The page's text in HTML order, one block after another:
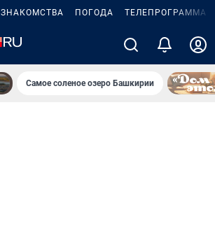
ЗНАКОМСТВА ПОГОДА ТЕЛЕПРОГРАММА
Самое соленое озеро Башкирии